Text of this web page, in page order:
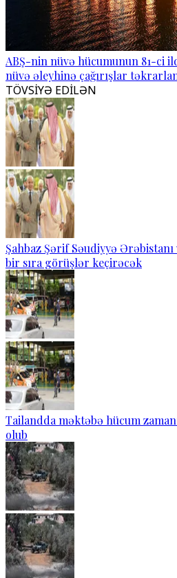
ABŞ-nin nüvə hücumunun 81-ci
nüvə əleyhinə çağırışlar
TÖVSİYƏ EDİLƏN
Şahbaz Şərif Səudiyyə
bir sıra görüşlər keçirəcək
Tailandda məktəbə hücum
olub